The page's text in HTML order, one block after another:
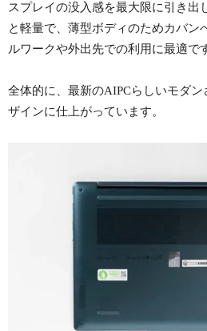
スプレイの没入感を最大限に引き出
と軽量で、薄型ボディのためカバン
ルワークや外出先での利用に最適で
全体的に、最新のAIPCらしいモダ
ザインに仕上がっています。